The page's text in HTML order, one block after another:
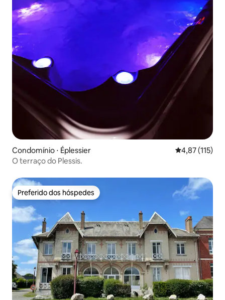
Condomínio ⋅ Éplessier 4,87 de uma
4,87 (115)
O terraço do Plessis.
Preferido dos hóspedes
Preferido dos hóspedes